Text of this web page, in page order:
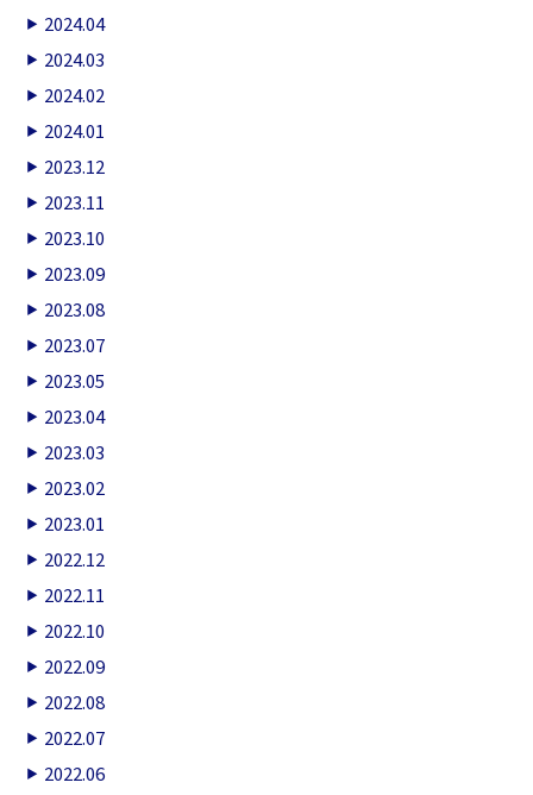
2024.04
2024.03
2024.02
2024.01
2023.12
2023.11
2023.10
2023.09
2023.08
2023.07
2023.05
2023.04
2023.03
2023.02
2023.01
2022.12
2022.11
2022.10
2022.09
2022.08
2022.07
2022.06